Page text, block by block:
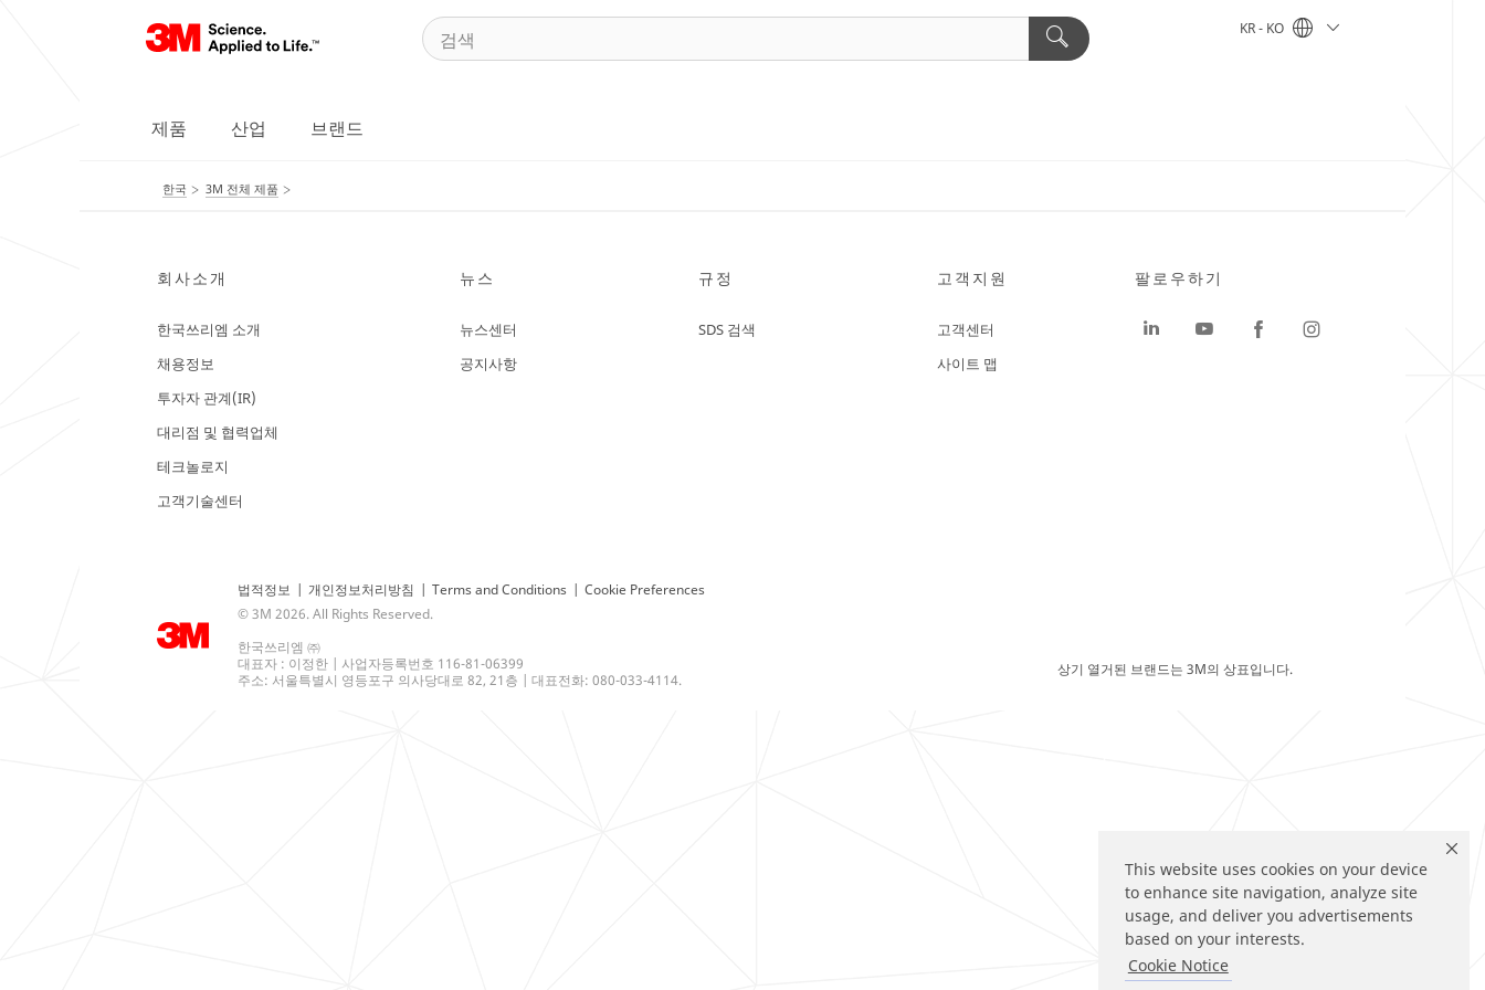
This website uses cookies on your device
to enhance site navigation, analyze site
usage, and deliver you advertisements
based on your interests.
Cookie Notice
KR - KO
제품 산업 브랜드
한국 3M 전체 제품
회사소개
한국쓰리엠 소개
채용정보
투자자 관계(IR)
대리점 및 협력업체
테크놀로지
고객기술센터
뉴스
뉴스센터
공지사항
규정
SDS 검색
고객지원
고객센터
사이트 맵
법적정보 | 개인정보처리방침 | Terms and Conditions | Cookie Preferences
© 3M 2026. All Rights Reserved.
한국쓰리엠 ㈜
대표자 : 이정한 | 사업자등록번호 116-81-06399
주소: 서울특별시 영등포구 의사당대로 82, 21층 | 대표전화: 080-033-4114.
팔로우하기
상기 열거된 브랜드는 3M의 상표입니다.